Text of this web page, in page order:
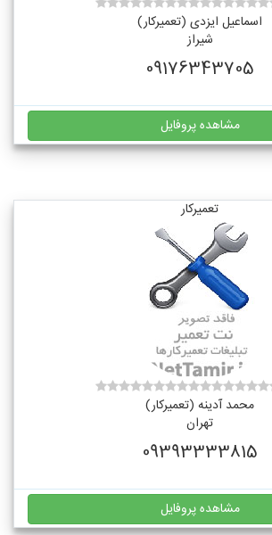
اسماعیل ایزدی (تعمیرکار)
شیراز
09176343705
مشاهده پروفایل
تعمیرکار
محمد آدینه (تعمیرکار)
تهران
09393333815
مشاهده پروفایل